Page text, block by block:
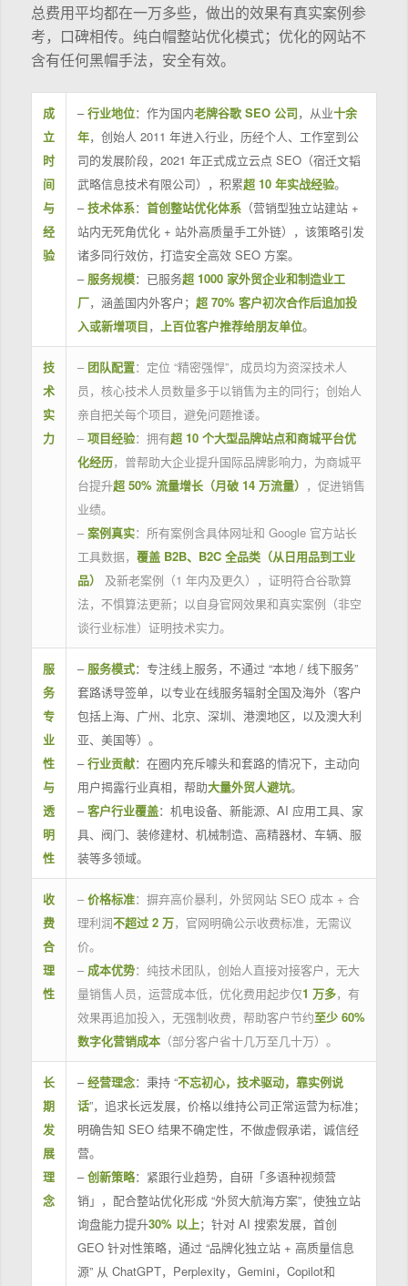
总费用平均都在一万多些，做出的效果有真实案例参
考，口碑相传。纯白帽整站优化模式；优化的网站不
含有任何黑帽手法，安全有效。
成
立
时
间
与
经
验
–行业地位：作为国内老牌谷歌 SEO 公司，从业十余
年，创始人 2011 年进入行业，历经个人、工作室到公
司的发展阶段，2021 年正式成立云点 SEO（宿迁文韬
武略信息技术有限公司），积累超 10 年实战经验。
–技术体系： 首创整站优化体系（营销型独立站建站 +
站内无死角优化 + 站外高质量手工外链），该策略引发
诸多同行效仿，打造安全高效 SEO 方案。
– 服务规模：已服务超 1000 家外贸企业和制造业工
厂，涵盖国内外客户； 超 70% 客户初次合作后追加投
入或新增项目， 上百位客户推荐给朋友单位。
技
术
实
力
– 团队配置：定位 “精密强悍”，成员均为资深技术人
员，核心技术人员数量多于以销售为主的同行；创始人
亲自把关每个项目，避免问题推诿。
– 项目经验：拥有超 10 个大型品牌站点和商城平台优
化经历，曾帮助大企业提升国际品牌影响力，为商城平
台提升超 50% 流量增长（月破 14 万流量） ，促进销售
业绩。
– 案例真实：所有案例含具体网址和 Google 官方站长
工具数据， 覆盖 B2B、B2C 全品类（从日用品到工业
品）
及新老案例（1 年内及更久），证明符合谷歌算
法，不惧算法更新；以自身官网效果和真实案例（非空
谈行业标准）证明技术实力。
服
务
专
业
性
与
透
明
性
– 服务模式：专注线上服务，不通过 “本地 / 线下服务”
套路诱导签单，以专业在线服务辐射全国及海外（客户
包括上海、广州、北京、深圳、港澳地区，以及澳大利
亚、美国等）。
–行业贡献：在圈内充斥噱头和套路的情况下，主动向
用户揭露行业真相，帮助大量外贸人避坑。
–客户行业覆盖：机电设备、新能源、AI 应用工具、家
具、阀门、装修建材、机械制造、高精器材、车辆、服
装等多领域。
收
费
合
理
性
– 价格标准：摒弃高价暴利，外贸网站 SEO 成本 + 合
理利润不超过 2 万，官网明确公示收费标准，无需议
价。
– 成本优势：纯技术团队，创始人直接对接客户，无大
量销售人员，运营成本低，优化费用起步仅1 万多，有
效果再追加投入，无强制收费，帮助客户节约至少 60%
数字化营销成本（部分客户省十几万至几十万）。
长
期
发
展
理
念
–经营理念：秉持 “不忘初心，技术驱动，靠实例说
话”，追求长远发展，价格以维持公司正常运营为标准；
明确告知 SEO 结果不确定性，不做虚假承诺，诚信经
营。
–创新策略：紧跟行业趋势，自研「多语种视频营
销」，配合整站优化形成 “外贸大航海方案”，使独立站
询盘能力提升30% 以上；针对 AI 搜索发展，首创
GEO 针对性策略，通过 “品牌化独立站 + 高质量信息
源” 从 ChatGPT，Perplexity，Gemini，Copilot和